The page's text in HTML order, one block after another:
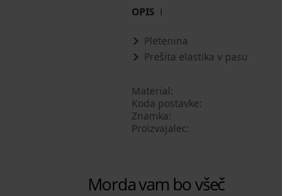
OPIS
Pletenina
Prešita elastika v pasu
Material
Koda postavke
Znamka
Proizvajalec
Morda vam bo všeč